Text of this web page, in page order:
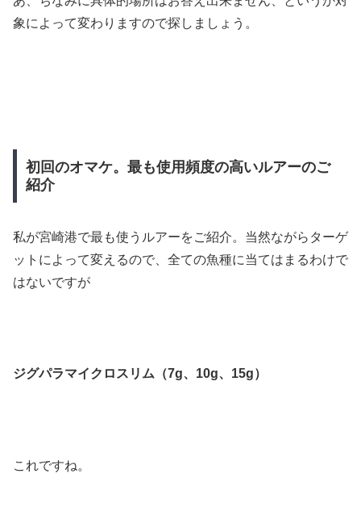
象によって変わりますので探しましょう。
初回のオマケ。最も使用頻度の高いルアーのご
紹介
私が宮崎港で最も使うルアーをご紹介。当然ながらターゲ
ットによって変えるので、全ての魚種に当てはまるわけで
はないですが
ジグパラマイクロスリム（7g、10g、15g）
これですね。